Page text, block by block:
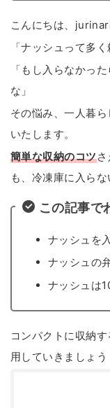
こんにちは、jurinari
「ナッシュって多
「もし入らなかっ
な」
その悩み、一人暮
いたします。
簡単な収納のコツさ
も、冷凍庫に入ら
この記事で
ナッシュを
ナッシュの
ナッシュは
コンパクトに収納
用していきましょう